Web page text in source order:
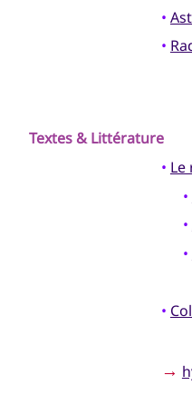
•
•
Textes & Littérature
•
•
•
•
•
→